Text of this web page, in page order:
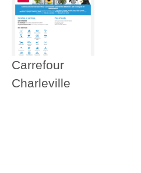
Carrefour
Charleville